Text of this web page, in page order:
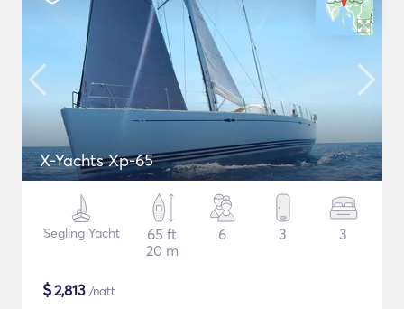
X-Yachts Xp-65
Segling Yacht
65 ft
20 m
6 3 3
$2,813 /natt